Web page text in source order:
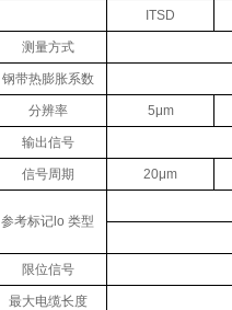
ITSD
测量方式
钢带热膨胀系数
分辨率 5μm
输出信号
信号周期 20μm
参考标记lo 类型
限位信号
最大电缆长度